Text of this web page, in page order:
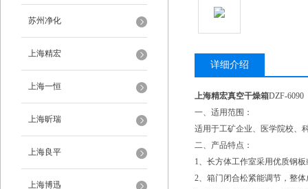
苏州净化
上海精宏
上海一恒
上海昕瑞
上海良平
上海博迅
详细介绍
上海精宏真空干燥箱DZF-6090
一、适用范围：
适用于工矿企业、医学院校、
二、产品特点：
1、长方体工作室采用优质钢
2、箱门闭合松紧能调节，整